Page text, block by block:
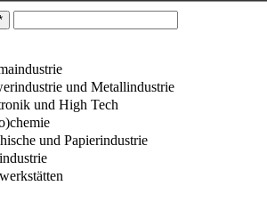
und Metallindustrie
und High Tech
und Papierindustrie